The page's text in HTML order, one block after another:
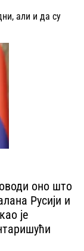
али и да су
оно што
Русији и
је